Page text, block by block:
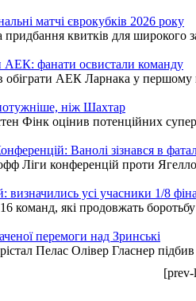
матчі єврокубків 2026 року
квитків для
АЕК: фанати освистали команду
АЕК Ларнака у першому
ніж Шахтар
Фінк оцінив потенційних
Ванолі зізнався в
Ліги конференцій проти
визначились усі учасники 1/8
команд, які продовжать
перемоги над Зринські
Пелас Олівер Гласнер